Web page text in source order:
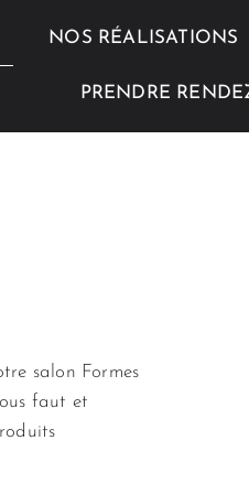
NOS RÉALISATIONS
PRENDRE
salon Formes
faut et